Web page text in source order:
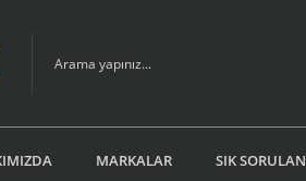
MARKALAR SIK